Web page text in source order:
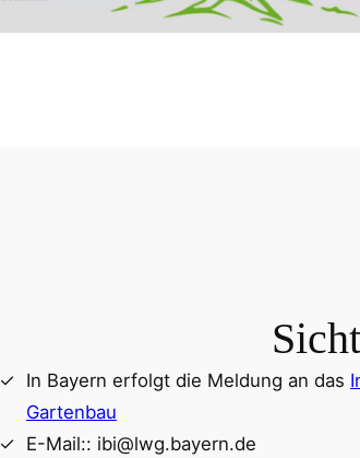
In Bayern erfolgt die Meldung an das
Gartenbau
E-Mail:: ibi@lwg.bayern.de